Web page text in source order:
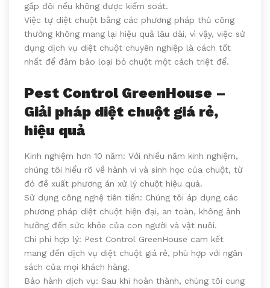
gấp đôi nếu không được kiểm soát.
Việc tự diệt chuột bằng các phương pháp thủ công
thường không mang lại hiệu quả lâu dài, vì vậy, việc sử
dụng dịch vụ diệt chuột chuyên nghiệp là cách tốt
nhất để đảm bảo loại bỏ chuột một cách triệt để.
Pest Control GreenHouse –
Giải pháp diệt chuột giá rẻ,
hiệu quả
Kinh nghiệm hơn 10 năm: Với nhiều năm kinh nghiệm,
chúng tôi hiểu rõ về hành vi và sinh học của chuột, từ
đó đề xuất phương án xử lý chuột hiệu quả.
Sử dụng công nghệ tiên tiến: Chúng tôi áp dụng các
phương pháp diệt chuột hiện đại, an toàn, không ảnh
hưởng đến sức khỏe của con người và vật nuôi.
Chi phí hợp lý: Pest Control GreenHouse cam kết
mang đến dịch vụ diệt chuột giá rẻ, phù hợp với ngân
sách của mọi khách hàng.
Bảo hành dịch vụ: Sau khi hoàn thành, chúng tôi cung